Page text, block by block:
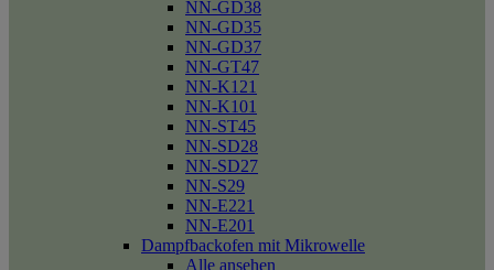
NN-GD38
NN-GD35
NN-GD37
NN-GT47
NN-K121
NN-K101
NN-ST45
NN-SD28
NN-SD27
NN-S29
NN-E221
NN-E201
Dampfbackofen mit Mikrowelle
Alle ansehen